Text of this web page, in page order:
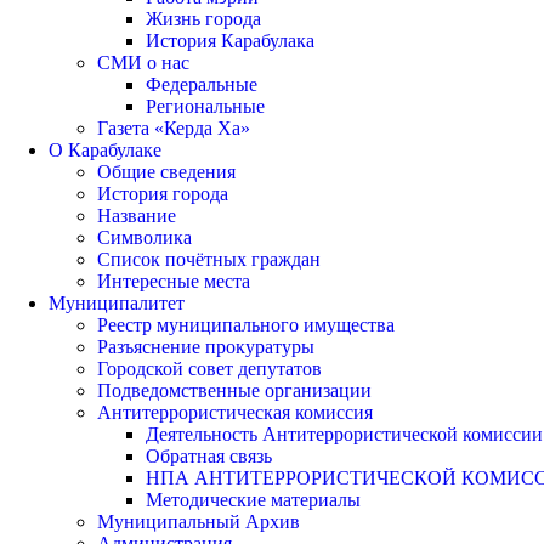
Жизнь города
История Карабулака
СМИ о нас
Федеральные
Региональные
Газета «Керда Ха»
О Карабулаке
Общие сведения
История города
Название
Символика
Список почётных граждан
Интересные места
Муниципалитет
Реестр муниципального имущества
Разъяснение прокуратуры
Городской совет депутатов
Подведомственные организации
Антитеррористическая комиссия
Деятельность Антитеррористической комиссии
Обратная связь
НПА АНТИТЕРРОРИСТИЧЕСКОЙ
Методические материалы
Муниципальный Архив